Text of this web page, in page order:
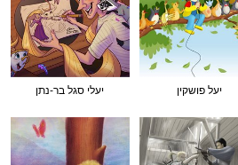
יעל פושקין יעלי סגל בר-נתן